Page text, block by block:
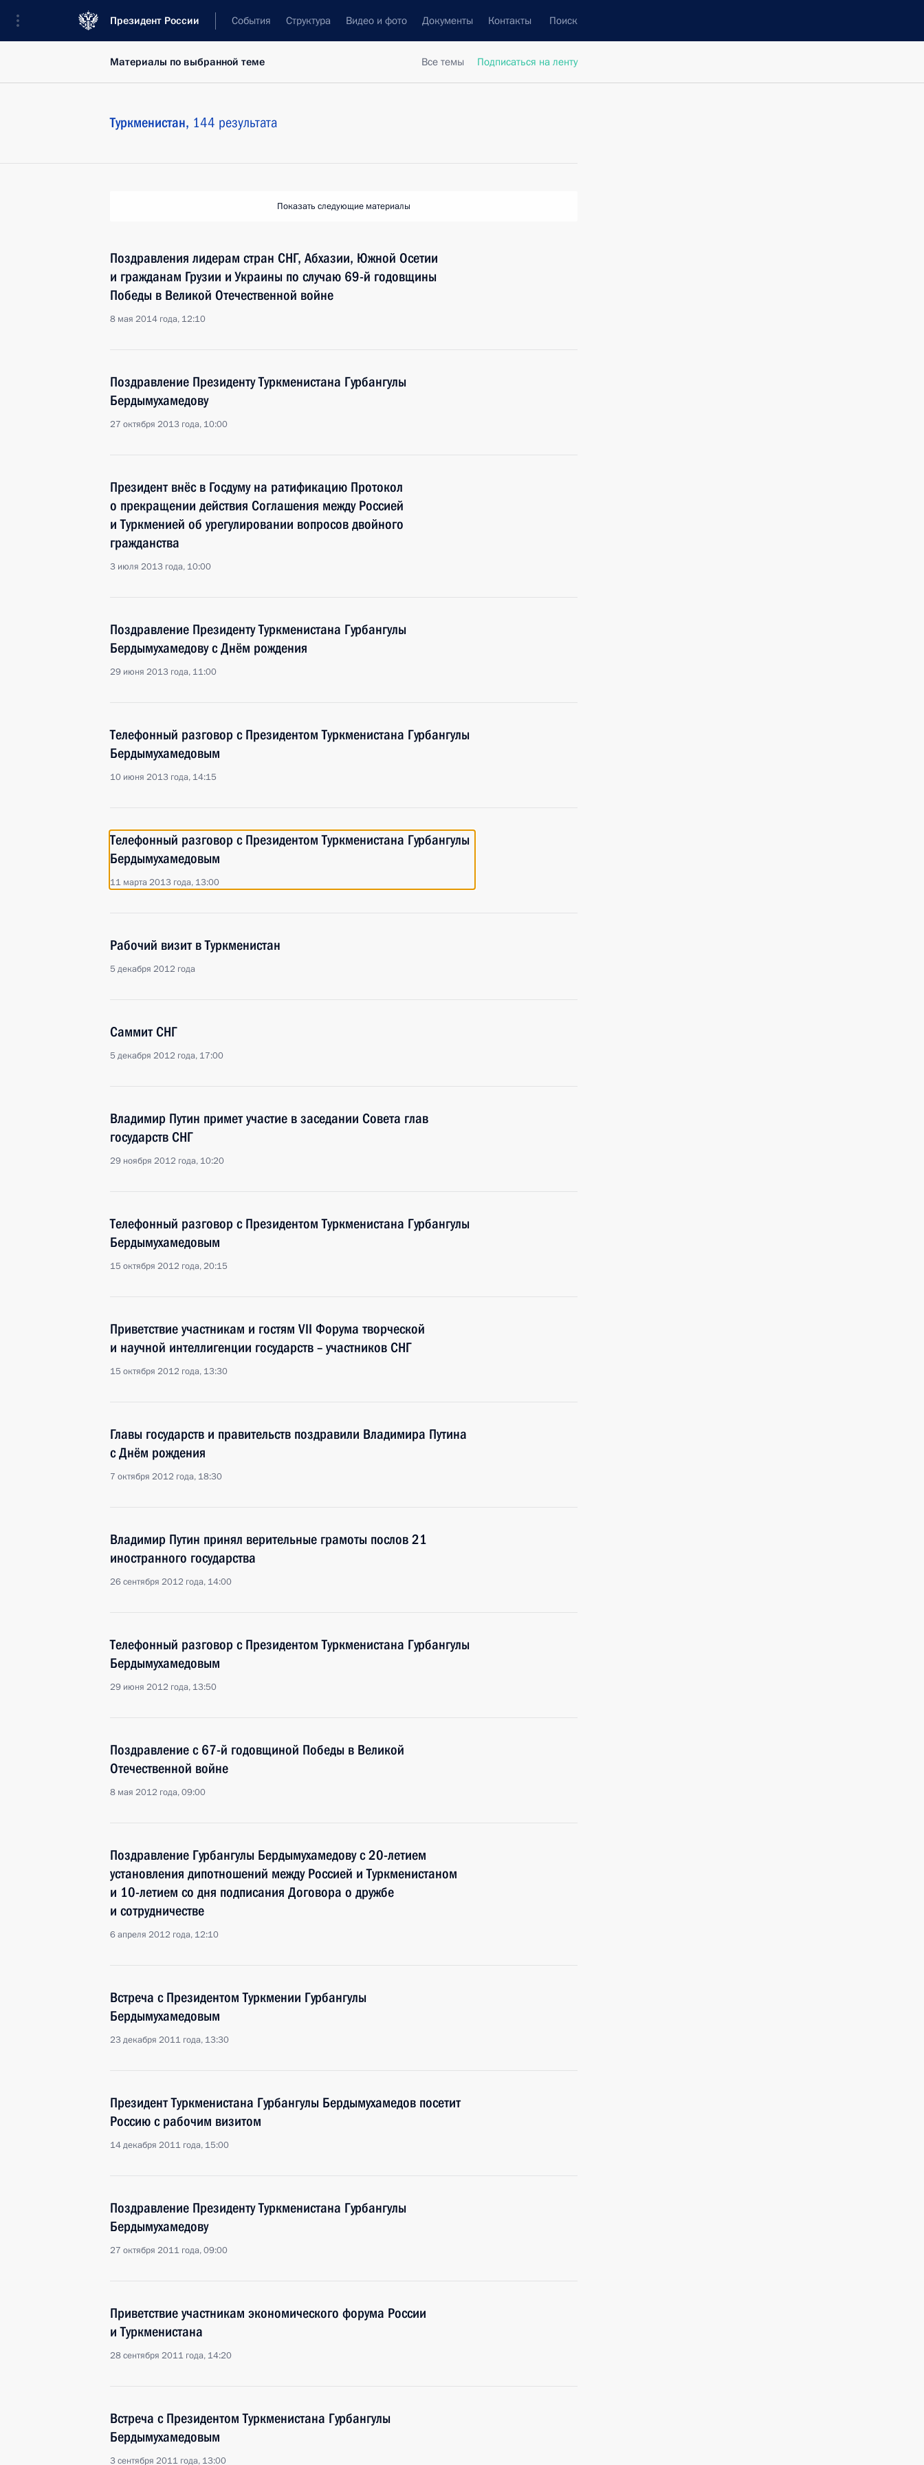
Президент России События Структура Видео и фото Документы Контакты Поиск
Все темы Подписаться на ленту
Материалы по выбранной теме
Туркменистан, 144 результата
Показать следующие материалы
Поздравления лидерам стран СНГ, Абхазии, Южной Осетии
и гражданам Грузии и Украины по случаю 69-й годовщины
Победы в Великой Отечественной войне
8 мая 2014 года, 12:10
Поздравление Президенту Туркменистана Гурбангулы
Бердымухамедову
27 октября 2013 года, 10:00
Президент внёс в Госдуму на ратификацию Протокол
о прекращении действия Соглашения между Россией
и Туркменией об урегулировании вопросов двойного
гражданства
3 июля 2013 года, 10:00
Поздравление Президенту Туркменистана Гурбангулы
Бердымухамедову с Днём рождения
29 июня 2013 года, 11:00
Телефонный разговор с Президентом Туркменистана Гурбангулы
Бердымухамедовым
10 июня 2013 года, 14:15
Телефонный разговор с Президентом Туркменистана Гурбангулы
Бердымухамедовым
11 марта 2013 года, 13:00
Рабочий визит в Туркменистан
5 декабря 2012 года
Саммит СНГ
5 декабря 2012 года, 17:00
Владимир Путин примет участие в заседании Совета глав
государств СНГ
29 ноября 2012 года, 10:20
Телефонный разговор с Президентом Туркменистана Гурбангулы
Бердымухамедовым
15 октября 2012 года, 20:15
Приветствие участникам и гостям VII Форума творческой
и научной интеллигенции государств – участников СНГ
15 октября 2012 года, 13:30
Главы государств и правительств поздравили Владимира Путина
с Днём рождения
7 октября 2012 года, 18:30
Владимир Путин принял верительные грамоты послов 21
иностранного государства
26 сентября 2012 года, 14:00
Телефонный разговор с Президентом Туркменистана Гурбангулы
Бердымухамедовым
29 июня 2012 года, 13:50
Поздравление с 67-й годовщиной Победы в Великой
Отечественной войне
8 мая 2012 года, 09:00
Поздравление Гурбангулы Бердымухамедову с 20-летием
установления дипотношений между Россией и Туркменистаном
и 10-летием со дня подписания Договора о дружбе
и сотрудничестве
6 апреля 2012 года, 12:10
Встреча с Президентом Туркмении Гурбангулы
Бердымухамедовым
23 декабря 2011 года, 13:30
Президент Туркменистана Гурбангулы Бердымухамедов посетит
Россию с рабочим визитом
14 декабря 2011 года, 15:00
Поздравление Президенту Туркменистана Гурбангулы
Бердымухамедову
27 октября 2011 года, 09:00
Приветствие участникам экономического форума России
и Туркменистана
28 сентября 2011 года, 14:20
Встреча с Президентом Туркменистана Гурбангулы
Бердымухамедовым
3 сентября 2011 года, 13:00